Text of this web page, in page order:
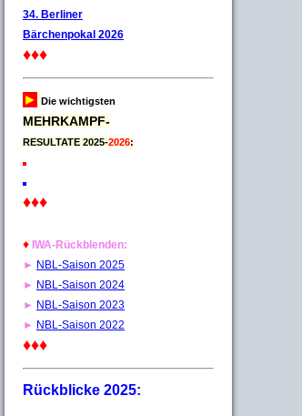
34. Berliner
Bärchenpokal 2026
♦♦♦
► Die wichtigsten
MEHRKAMPF-
RESULTATE 2025-2026:
♦♦♦
♦ IWA-Rückblenden:
► NBL-Saison 2025
► NBL-Saison 2024
► NBL-Saison 2023
► NBL-Saison 2022
♦♦♦
Rückblicke 2025: